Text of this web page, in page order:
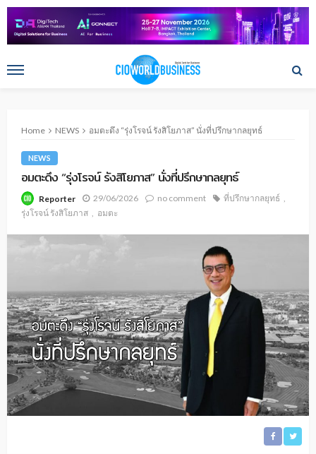
Home NEWS อมตะดึง “รุ่งโรจน์ รังสิโยภาส” นั่งที่ปรึกษากลยุทธ์
NEWS
อมตะดึง “รุ่งโรจน์ รังสิโยภาส” นั่งที่ปรึกษากลยุทธ์
Reporter 29/06/2026 no comment
ที่ปรึกษากลยุทธ์
รุ่งโรจน์ รังสิโยภาส
อมตะ